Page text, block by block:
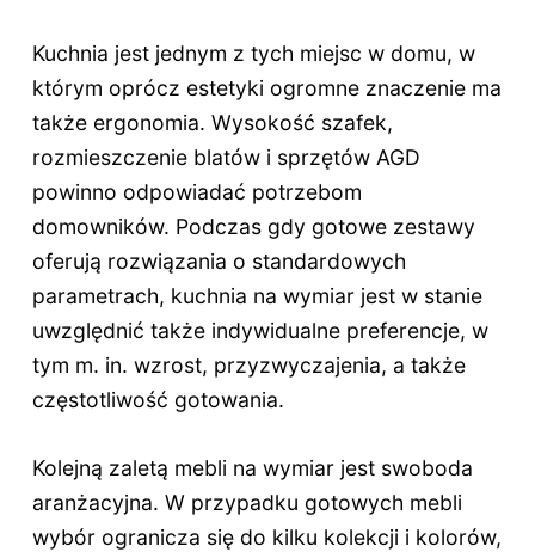
Kuchnia jest jednym z tych miejsc w domu, w
którym oprócz estetyki ogromne znaczenie ma
także ergonomia. Wysokość szafek,
rozmieszczenie blatów i sprzętów AGD
powinno odpowiadać potrzebom
domowników. Podczas gdy gotowe zestawy
oferują rozwiązania o standardowych
parametrach, kuchnia na wymiar jest w stanie
uwzględnić także indywidualne preferencje, w
tym m. in. wzrost, przyzwyczajenia, a także
częstotliwość gotowania.
Kolejną zaletą mebli na wymiar jest swoboda
aranżacyjna. W przypadku gotowych mebli
wybór ogranicza się do kilku kolekcji i kolorów,